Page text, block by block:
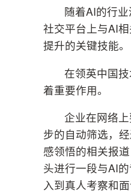
随着AI的行
社交平台上与AI
提升的关键技能。
在领英中国
着重要作用。
企业在网络
步的自动筛选，
感领悟的相关报
头进行一段与AI
入到真人考察和面